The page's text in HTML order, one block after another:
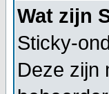
Wat zijn
Sticky-
Deze zijn